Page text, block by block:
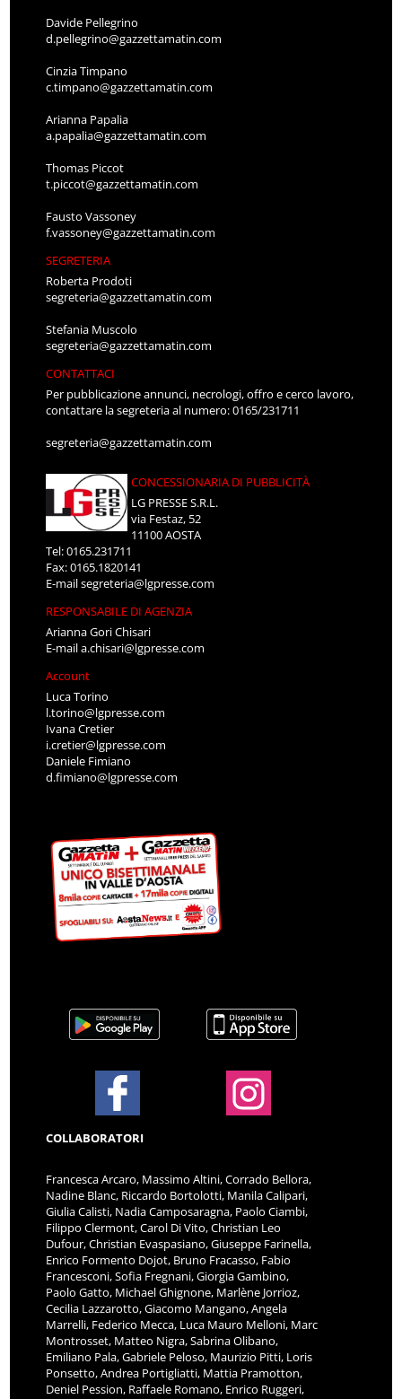
Davide Pellegrino
d.pellegrino@gazzettamatin.com
Cinzia Timpano
c.timpano@gazzettamatin.com
Arianna Papalia
a.papalia@gazzettamatin.com
Thomas Piccot
t.piccot@gazzettamatin.com
Fausto Vassoney
f.vassoney@gazzettamatin.com
SEGRETERIA
Roberta Prodoti
segreteria@gazzettamatin.com
Stefania Muscolo
segreteria@gazzettamatin.com
CONTATTACI
Per pubblicazione annunci, necrologi, offro e cerco lavoro,
contattare la segreteria al numero: 0165/231711
segreteria@gazzettamatin.com
CONCESSIONARIA DI PUBBLICITÀ
LG PRESSE S.R.L.
via Festaz, 52
11100 AOSTA
Tel: 0165.231711
Fax: 0165.1820141
E-mailsegreteria@lgpresse.com
RESPONSABILE DI AGENZIA
Arianna Gori Chisari
E-maila.chisari@lgpresse.com
Account
Luca Torino
l.torino@lgpresse.com
Ivana Cretier
i.cretier@lgpresse.com
Daniele Fimiano
d.fimiano@lgpresse.com
COLLABORATORI
Francesca Arcaro, Massimo Altini, Corrado Bellora,
Nadine Blanc, Riccardo Bortolotti, Manila Calipari,
Giulia Calisti, Nadia Camposaragna, Paolo Ciambi,
Filippo Clermont, Carol Di Vito, Christian Leo
Dufour, Christian Evaspasiano, Giuseppe Farinella,
Enrico Formento Dojot, Bruno Fracasso, Fabio
Francesconi, Sofia Fregnani, Giorgia Gambino,
Paolo Gatto, Michael Ghignone, Marlène Jorrioz,
Cecilia Lazzarotto, Giacomo Mangano, Angela
Marrelli, Federico Mecca, Luca Mauro Melloni, Marc
Montrosset, Matteo Nigra, Sabrina Olibano,
Emiliano Pala, Gabriele Peloso, Maurizio Pitti, Loris
Ponsetto, Andrea Portigliatti, Mattia Pramotton,
Deniel Pession, Raffaele Romano, Enrico Ruggeri,